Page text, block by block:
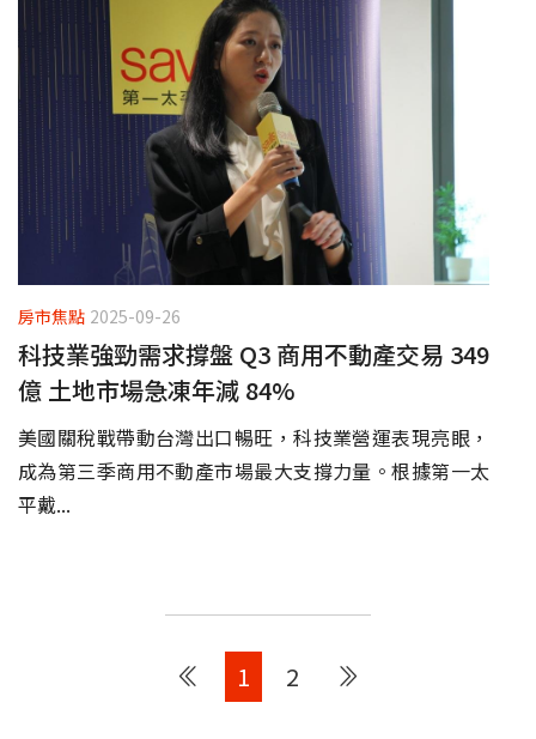
房市焦點 2025-09-26
科技業強勁需求撐盤 Q3 商用不動產交易 349
億 土地市場急凍年減 84%
美國關稅戰帶動台灣出口暢旺，科技業營運表現亮眼，
成為第三季商用不動產市場最大支撐力量。根據第一太
平戴...
1 2